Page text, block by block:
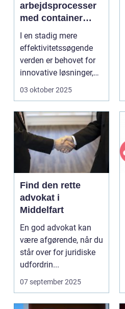
arbejdsprocesser
med container
tilter
I en stadig mere
effektivitetssøgende
verden er behovet for
innovative løsninger,
der ...
03 oktober 2025
Find den rette
advokat i
Middelfart
En god advokat kan
være afgørende, når du
står over for juridiske
udfordrin...
07 september 2025